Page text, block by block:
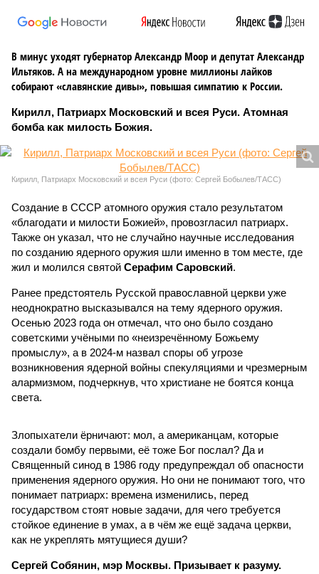
В минус уходят губернатор Александр Моор и депутат Александр
Ильтяков. А на международном уровне миллионы лайков
собирают «славянские дивы», повышая симпатию к России.
Кирилл, Патриарх Московский и всея Руси. Атомная
бомба как милость Божия.
Кирилл, Патриарх Московский и всея Руси (фото: Сергей Бобылев/ТАСС)
Создание в СССР атомного оружия стало результатом
«благодати и милости Божией», провозгласил патриарх.
Также он указал, что не случайно научные исследования
по созданию ядерного оружия шли именно в том месте, где
жил и молился святой Серафим Саровский.
Ранее предстоятель Русской православной церкви уже
неоднократно высказывался на тему ядерного оружия.
Осенью 2023 года он отмечал, что оно было создано
советскими учёными по «неизречённому Божьему
промыслу», а в 2024-м назвал споры об угрозе
возникновения ядерной войны спекуляциями и чрезмерным
алармизмом, подчеркнув, что христиане не боятся конца
света.
Злопыхатели ёрничают: мол, а американцам, которые
создали бомбу первыми, её тоже Бог послал? Да и
Священный синод в 1986 году предупреждал об опасности
применения ядерного оружия. Но они не понимают того, что
понимает патриарх: времена изменились, перед
государством стоят новые задачи, для чего требуется
стойкое единение в умах, а в чём же ещё задача церкви,
как не укреплять мятущиеся души?
Сергей Собянин, мэр Москвы. Призывает к разуму.